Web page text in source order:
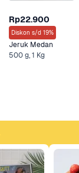
Rp22.900
Diskon s/d 19%
Jeruk Medan
500 g, 1 Kg